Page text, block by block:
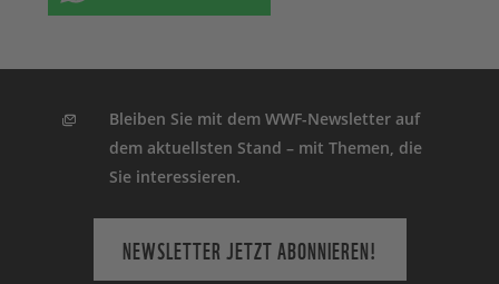
Bleiben Sie mit dem WWF-Newsletter auf
dem aktuellsten Stand – mit Themen, die
Sie interessieren.
NEWSLETTER JETZT ABONNIEREN!